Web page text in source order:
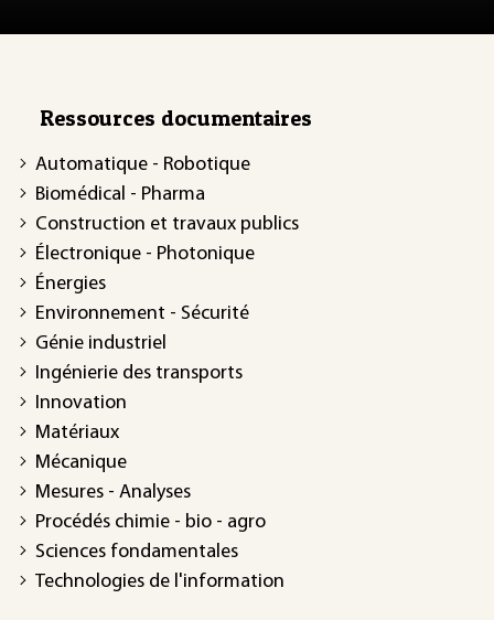
Ressources documentaires
Automatique - Robotique
Biomédical - Pharma
Construction et travaux publics
Électronique - Photonique
Énergies
Environnement - Sécurité
Génie industriel
Ingénierie des transports
Innovation
Matériaux
Mécanique
Mesures - Analyses
Procédés chimie - bio - agro
Sciences fondamentales
Technologies de l'information